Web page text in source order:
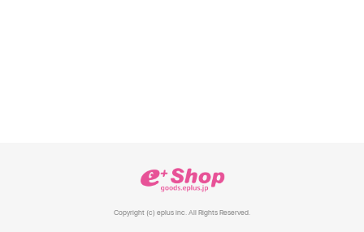
Copyright (c) eplus inc. All Rights Reserved.